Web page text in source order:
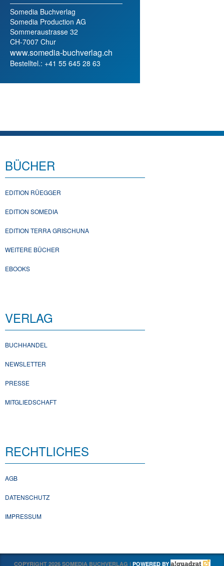
Somedia Buchverlag
Somedia Production AG
Sommeraustrasse 32
CH-7007 Chur
www.somedia-buchverlag.ch
Bestelltel.: +41 55 645 28 63
BÜCHER
EDITION RÜEGGER
EDITION SOMEDIA
EDITION TERRA GRISCHUNA
WEITERE BÜCHER
EBOOKS
VERLAG
BUCHHANDEL
NEWSLETTER
PRESSE
MITGLIEDSCHAFT
RECHTLICHES
AGB
DATENSCHUTZ
IMPRESSUM
COPYRIGHT 2026 SOMEDIA BUCHVERLAG | POWERED BY